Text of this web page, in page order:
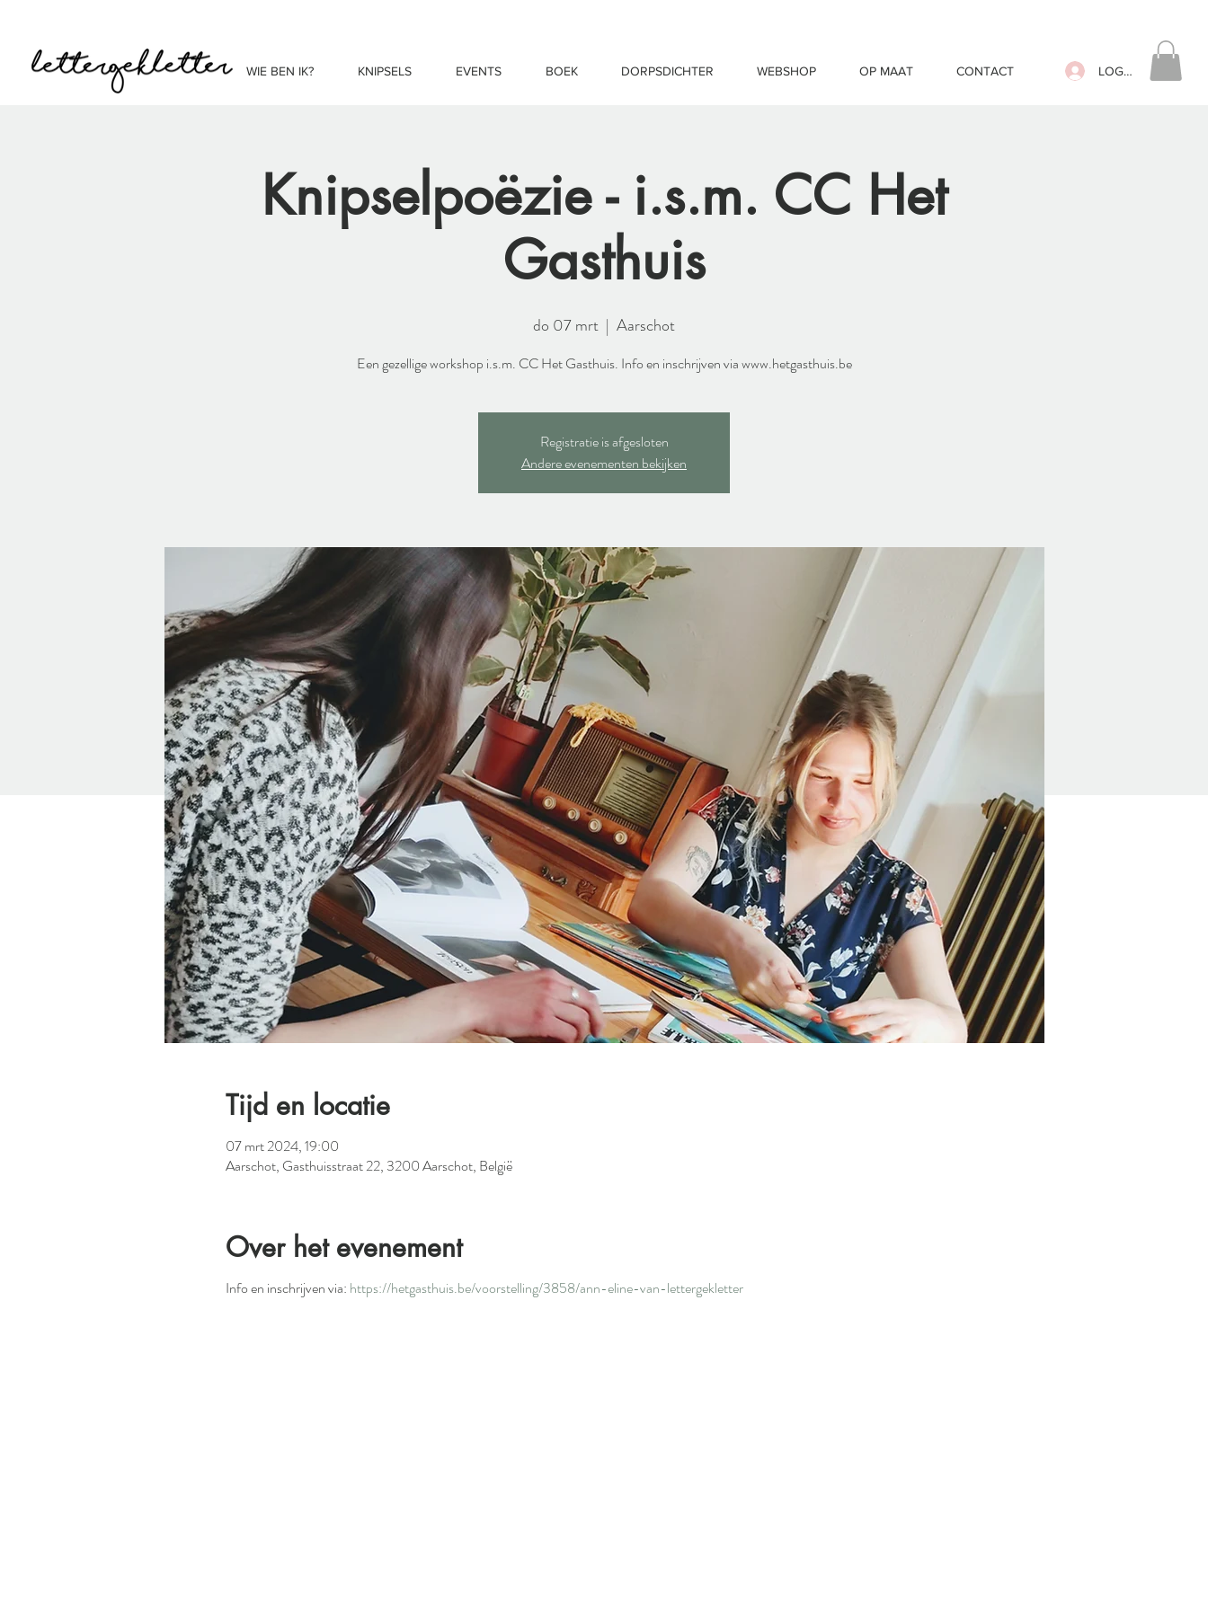
WIE BEN IK? KNIPSELS EVENTS BOEK DORPSDICHTER WEBSHOP OP MAAT CONTACT LOG IN
Knipselpoëzie - i.s.m. CC Het
Gasthuis
do 07 mrt
  |
Aarschot
Een gezellige workshop i.s.m. CC Het Gasthuis. Info en inschrijven via www.hetgasthuis.be
Registratie is afgesloten
Andere evenementen bekijken
Tijd en locatie
07 mrt 2024, 19:00
Aarschot, Gasthuisstraat 22, 3200 Aarschot, België
Over het evenement
Info en inschrijven via: https://hetgasthuis.be/voorstelling/3858/ann-eline-van-lettergekletter